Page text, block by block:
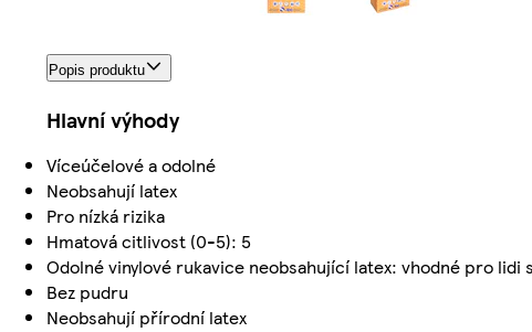
Popis produktu
Hlavní výhody
Víceúčelové a odolné
Neobsahují latex
Pro nízká rizika
Hmatová citlivost (0-5): 5
Odolné vinylové rukavice neobsahující latex: vhodné pro lidi
Bez pudru
Neobsahují přírodní latex